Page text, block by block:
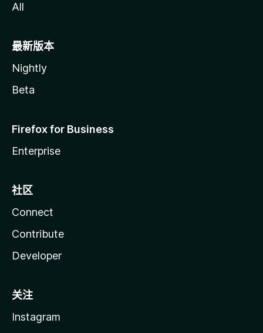
All
最新版本
Nightly
Beta
Firefox for Business
Enterprise
社区
Connect
Contribute
Developer
关注
Instagram